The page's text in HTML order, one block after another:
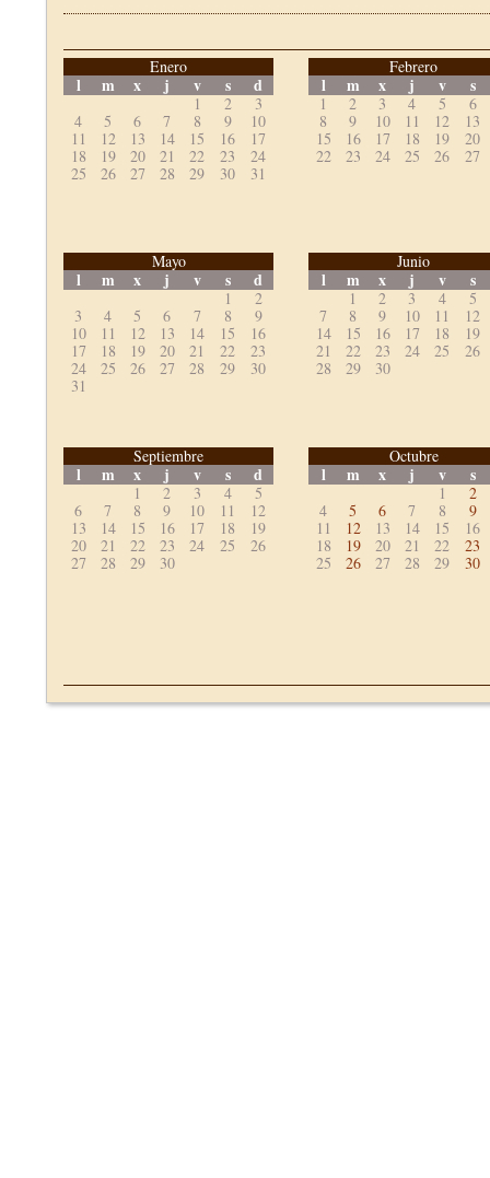
Enero
l m x j v s d
1 2
3
4
5 6 7 8 9
10
11
12 13 14 15 16
17
18
19 20 21 22 23
24
25
26 27 28 29 30 31
Febrero
l m x j v s
1 2 3 4 5
6
8
9 10 11 12
13
15
16 17 18 19
20
22
23 24 25 26 27
Mayo
l m x j v s d
1
2
3
4 5 6 7 8
9
10
11 12 13 14 15
16
17
18 19 20 21 22
23
24
25 26 27 28 29
30
31
Junio
l m x j v s
1 2 3 4
5
7
8 9 10 11
12
14
15 16 17 18
19
21
22 23 24 25
26
28
29 30
Septiembre
l m x j v s d
1 2 3 4
5
6
7 8 9 10 11
12
13
14 15 16 17 18
19
20
21 22 23 24 25
26
27
28 29 30
Octubre
l m x j v s
1
2
4
5 6 7 8
9
11
12 13 14 15
16
18
19 20 21 22
23
25
26 27 28 29 30